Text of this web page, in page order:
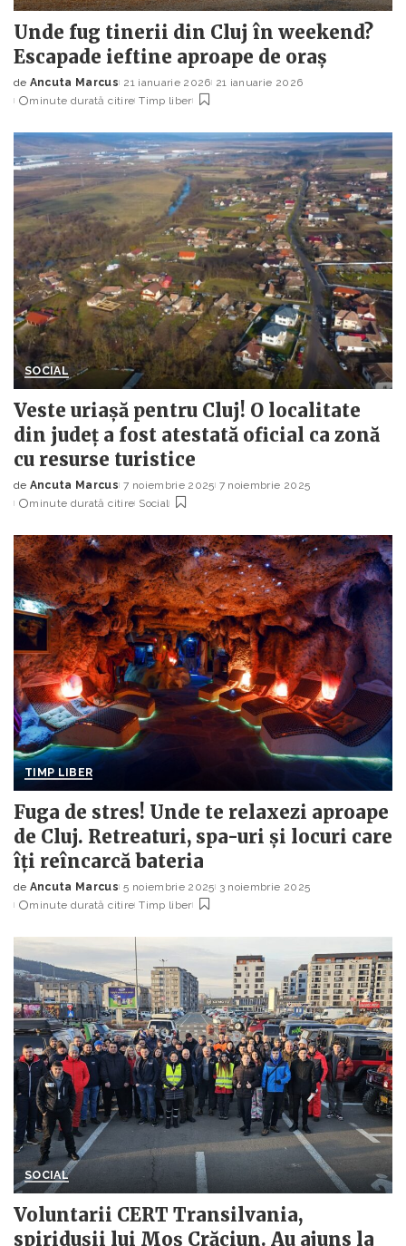
Unde fug tinerii din Cluj în weekend?
Escapade ieftine aproape de oraș
Posted
by
de Ancuta Marcus 21 ianuarie 2026 21 ianuarie 2026
minute durată citire Timp liber
SOCIAL
Veste uriașă pentru Cluj! O localitate
din județ a fost atestată oficial ca zonă
cu resurse turistice
Posted
by
de Ancuta Marcus 7 noiembrie 2025 7 noiembrie 2025
minute durată citire Social
TIMP LIBER
Fuga de stres! Unde te relaxezi aproape
de Cluj. Retreaturi, spa-uri și locuri care
îți reîncarcă bateria
Posted
by
de Ancuta Marcus 5 noiembrie 2025 3 noiembrie 2025
minute durată citire Timp liber
SOCIAL
Voluntarii CERT Transilvania,
spiridușii lui Moș Crăciun. Au ajuns la